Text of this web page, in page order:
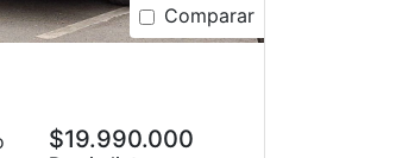
Comparar
$19.990.000